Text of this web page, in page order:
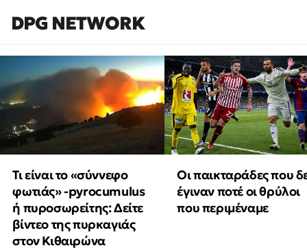
DPG NETWORK
Τι είναι το «σύννεφο
φωτιάς» -pyrocumulus
ή πυροσωρείτης: Δείτε
βίντεο της πυρκαγιάς
στον Κιθαιρώνα
Οι παικταράδες που
έγιναν ποτέ οι θρύλοι
που περιμέναμε